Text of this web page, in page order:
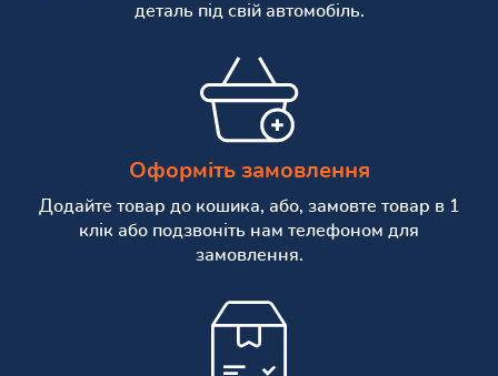
деталь під свій автомобіль.
Оформіть замовлення
Додайте товар до кошика, або, замовте товар в 1
клік або подзвоніть нам телефоном для
замовлення.